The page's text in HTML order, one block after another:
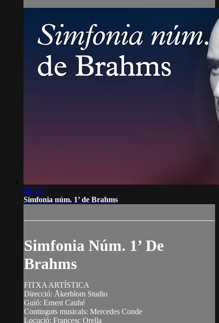
03:30
Simfonia núm. 1’ de Brahms
Simfonia Núm. 1’ De
Brahms
FITXA ARTÍSTICA
Direcció: Åkerblom Studio
Guió: Ernest Cauhé
Continguts musicals: Mercedes Conde
Locució: Francesc Orella